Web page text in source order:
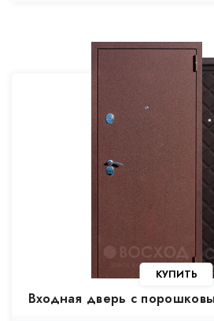
Входная дверь с